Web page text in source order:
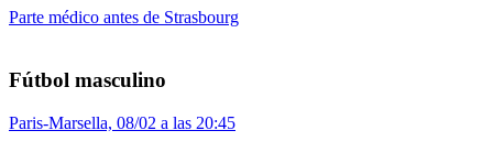
Parte médico antes de Strasbourg
Fútbol masculino
Paris-Marsella, 08/02 a las 20:45